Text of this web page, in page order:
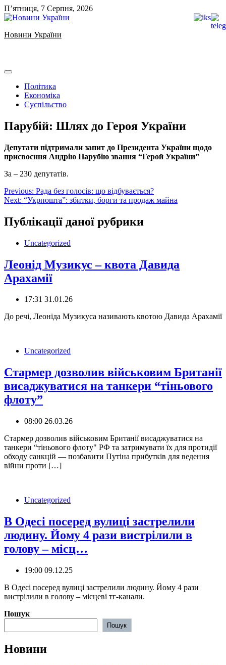
Skip
to
П’ятниця, 7 Серпня, 2026
Новини України
Політика
Економіка
Суспільство
Парубій: Шлях до Героя України
Депутати підтримали запит до Президента України щодо
присвоєння Андрію Парубію звання “Герой України”
За – 230 депутатів.
Навігація
записів
Previous: Рада без голосів: що відбувається?
Next: “Укрпошта”: збитки, борги та продаж майна
Публікації даної рубрики
Uncategorized
Леонід Музикус – квота Давида
Арахамії
17:31 31.01.26
До речі, Леоніда Музикуса називають квотою Давида Арахамії
Uncategorized
Стармер дозволив військовим Британії
висаджуватися на танкери “тіньового
флоту”
08:00 26.03.26
Стармер дозволив військовим Британії висаджуватися на
танкери “тіньового флоту" РФ та затримувати їх для протидії
обходу санкцій — позбавити Путіна прибутків для ведення
війни проти […]
Uncategorized
В Одесі посеред вулиці застрелили
людину. Йому 4 рази вистрілили в
голову – місц…
19:00 09.12.25
В Одесі посеред вулиці застрелили людину. Йому 4 рази
вистрілили в голову – місцеві тг-канали.
Пошук
Пошук
Новини